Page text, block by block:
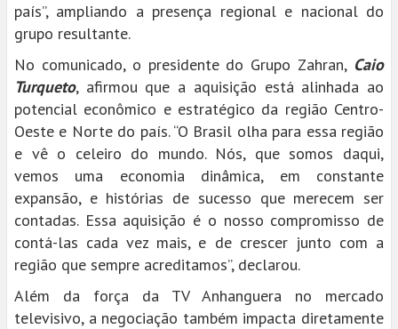
país”, ampliando a presença regional e nacional do
grupo resultante.
No comunicado, o presidente do Grupo Zahran, Caio
Turqueto, afirmou que a aquisição está alinhada ao
potencial econômico e estratégico da região Centro-
Oeste e Norte do país. “O Brasil olha para essa região
e vê o celeiro do mundo. Nós, que somos daqui,
vemos uma economia dinâmica, em constante
expansão, e histórias de sucesso que merecem ser
contadas. Essa aquisição é o nosso compromisso de
contá-las cada vez mais, e de crescer junto com a
região que sempre acreditamos”, declarou.
Além da força da TV Anhanguera no mercado
televisivo, a negociação também impacta diretamente